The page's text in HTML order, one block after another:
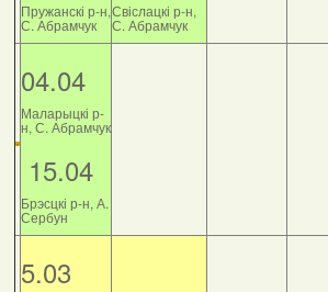
Пружанскі р-н,
С. Абрамчук
Свіслацкі р-н,
С. Абрамчук
04.04
Маларыцкі р-
н, С. Абрамчук
15.04
Брэсцкі р-н, А.
Сербун
5.03